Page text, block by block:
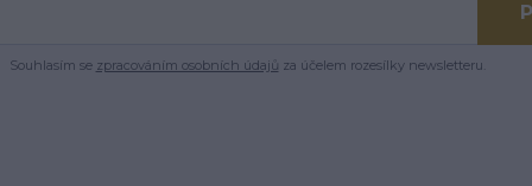
Souhlasím se zpracováním osobních údajů za účelem rozesílky newsletteru.